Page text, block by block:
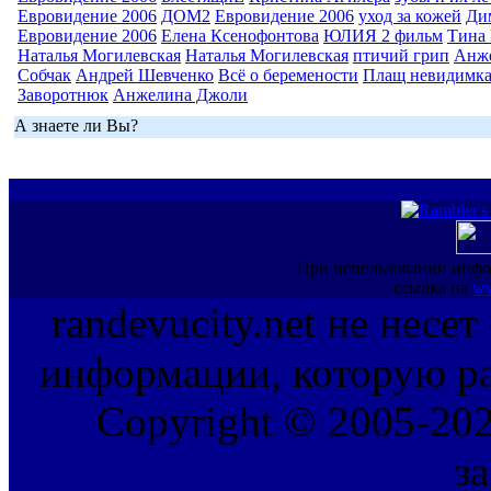
Евровидение 2006 ДОМ2 Евровидение 2006 уход за кожей
Евровидение 2006 Елена Ксенофонтова ЮЛИЯ 2 фильм Тина
Наталья Могилевская Наталья Могилевская птичий грип
Собчак Андрей Шевченко Всё о беремености Плащ невидимка
Заворотнюк Анжелина Джоли
А знаете ли Вы?
При использовании
ссылка на
randevucity.net не несет
информации, которую
Copyright © 2005-